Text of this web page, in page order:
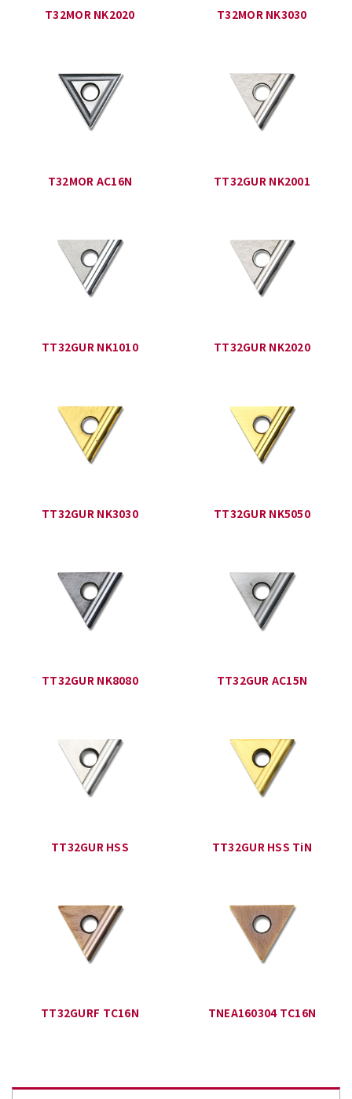
T32MOR NK2020 T32MOR NK3030
T32MOR AC16N TT32GUR NK2001
TT32GUR NK1010 TT32GUR NK2020
TT32GUR NK3030 TT32GUR NK5050
TT32GUR NK8080 TT32GUR AC15N
TT32GUR HSS TT32GUR HSS TiN
TT32GURF TC16N TNEA160304 TC16N